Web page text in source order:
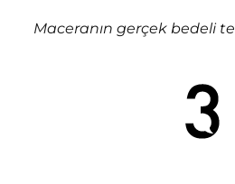
Maceranın gerçek bedeli